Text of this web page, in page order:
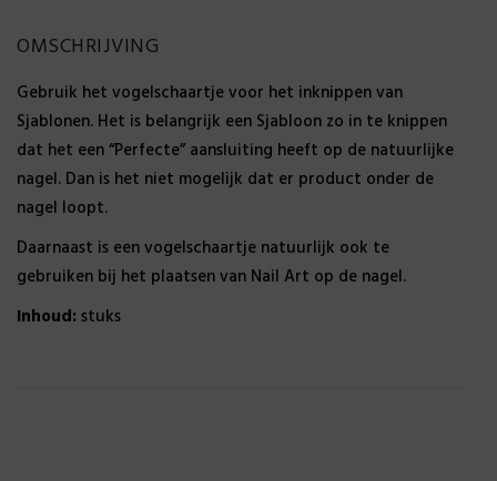
OMSCHRIJVING
Gebruik het vogelschaartje voor het inknippen van
Sjablonen. Het is belangrijk een Sjabloon zo in te knippen
dat het een “Perfecte” aansluiting heeft op de natuurlijke
nagel. Dan is het niet mogelijk dat er product onder de
nagel loopt.
Daarnaast is een vogelschaartje natuurlijk ook te
gebruiken bij het plaatsen van Nail Art op de nagel.
Inhoud: stuks